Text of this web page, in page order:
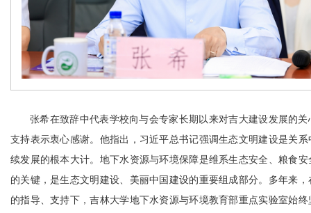
张希在致辞中代表学校向与会专家长期以来对吉大建设发展的关
支持表示衷心感谢。他指出，习近平总书记强调生态文明建设是关系
续发展的根本大计。地下水资源与环境保障是维系生态安全、粮食安
的关键，是生态文明建设、美丽中国建设的重要组成部分。多年来，
的指导、支持下，吉林大学地下水资源与环境教育部重点实验室始终